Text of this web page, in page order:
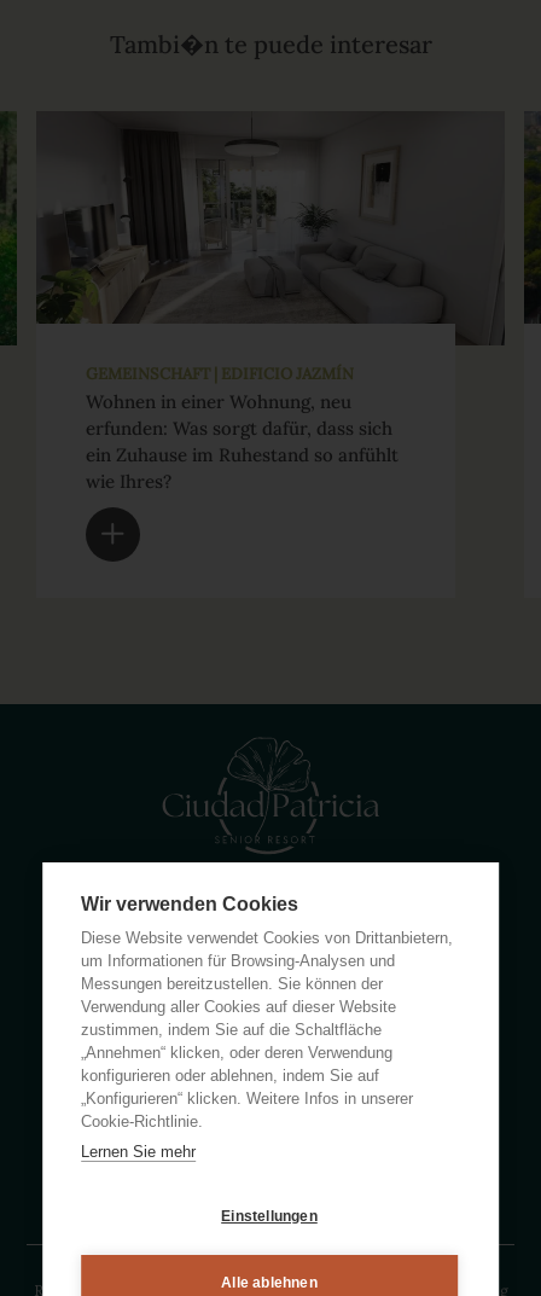
Tambi�n te puede interesar
GEMEINSCHAFT | EDIFICIO JAZMÍN
Wohnen in einer Wohnung, neu
erfunden: Was sorgt dafür, dass sich
ein Zuhause im Ruhestand so anfühlt
wie Ihres?
Calle Rumanía 26 · 03503 Benidorm (Alicante)
(+34) 965 855 100
apartamentos@ciudadpatricia.com
NACHRICHTEN
Rechtlicher Hinweise Datenschutzerklärung Cookies-Erklärung
Wir verwenden Cookies
Diese Website verwendet Cookies von Drittanbietern,
um Informationen für Browsing-Analysen und
Messungen bereitzustellen. Sie können der
Verwendung aller Cookies auf dieser Website
zustimmen, indem Sie auf die Schaltfläche
„Annehmen“ klicken, oder deren Verwendung
konfigurieren oder ablehnen, indem Sie auf
„Konfigurieren“ klicken. Weitere Infos in unserer
Cookie-Richtlinie.
Lernen Sie mehr
Einstellungen
Alle ablehnen